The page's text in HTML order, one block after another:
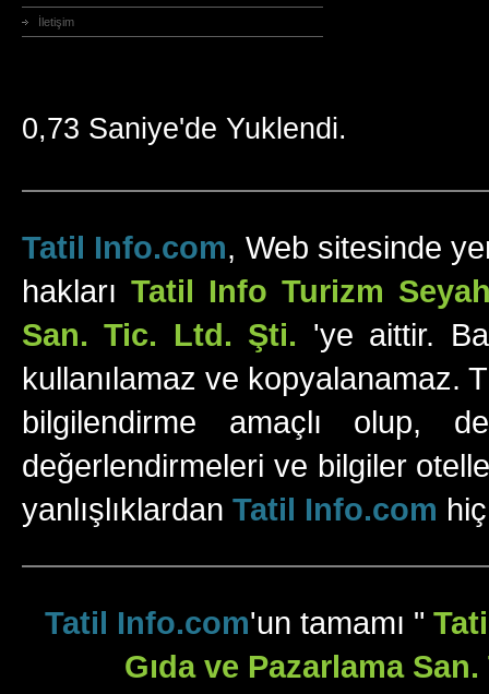
İletişim
0,73 Saniye'de Yuklendi.
Tatil Info.com, Web sitesinde
hakları Tatil Info Turizm
San. Tic. Ltd. Şti. 'ye aittir.
kullanılamaz ve kopyalanamaz.
bilgilendirme amaçlı olup,
değerlendirmeleri ve bilgiler
yanlışlıklardan Tatil Info.com
Tatil Info.com'un tamamı "
Gıda ve Pazarlama